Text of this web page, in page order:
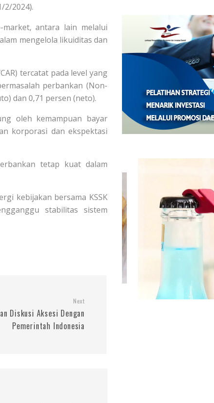
2/2024).
antara lain melalui
mengelola likuiditas dan
tercatat pada level yang
perbankan (Non-
dan 0,71 persen (neto).
oleh kemampuan bayar
korporasi dan ekspektasi
tetap kuat dalam
kebijakan bersama KSSK
stabilitas sistem
Next
Diskusi Aksesi Dengan
Pemerintah Indonesia